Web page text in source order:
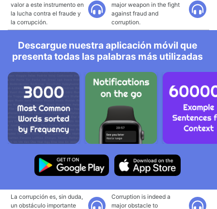
valor a este instrumento en
la lucha contra el fraude y
la corrupción.
major weapon in the fight
against fraud and
corruption.
Descargue nuestra aplicación móvil que
presenta todas las palabras más utilizadas
La corrupción es, sin duda,
un obstáculo importante
Corruption is indeed a
major obstacle to